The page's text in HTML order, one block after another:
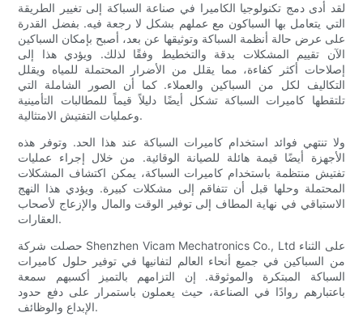
لقد أدى دمج تكنولوجيا الكاميرا في صناعة السباكة إلى تغيير الطريقة
التي يتعامل بها السباكون مع عملهم بشكل لا رجعة فيه. بفضل القدرة
على عرض حالة أنظمة السباكة وتوثيقها عن بعد، أصبح بإمكان السباكين
الآن تقييم المشكلات بدقة والتخطيط وفقًا لذلك. ويؤدي هذا إلى
إصلاحات أكثر كفاءة، مما يقلل من الأضرار المحتملة للمياه ويقلل
التكاليف لكل من السباكين والعملاء. كما أن الصور الشاملة التي
تلتقطها كاميرات السباكة تشكل أيضًا دليلاً قيماً للمطالبات التأمينية
وعمليات التفتيش الامتثالية.
ولا تنتهي فوائد استخدام كاميرات السباكة عند هذا الحد. وتوفر هذه
الأجهزة أيضًا قيمة هائلة للصيانة الوقائية. من خلال إجراء عمليات
تفتيش منتظمة باستخدام كاميرات السباكة، يمكن اكتشاف المشكلات
المحتملة وحلها قبل أن تتفاقم إلى مشكلات كبيرة. ويؤدي هذا النهج
الاستباقي في نهاية المطاف إلى توفير الوقت والمال والإزعاج لأصحاب
العقارات.
حصلت شركة Shenzhen Vicam Mechatronics Co., Ltd على الثناء
من السباكين في جميع أنحاء العالم لتفانيها في توفير حلول كاميرات
السباكة المبتكرة والموثوقة. إن التزامهم بالتميز أكسبهم سمعة
باعتبارهم روادًا في الصناعة، حيث يعملون باستمرار على دفع حدود
الإبداع والوظائف.